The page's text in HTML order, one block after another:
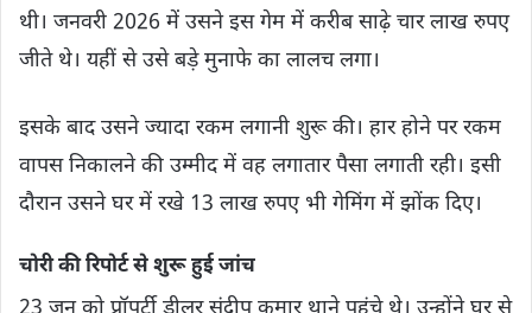
थी। जनवरी 2026 में उसने इस गेम में करीब साढ़े चार लाख रुपए
जीते थे। यहीं से उसे बड़े मुनाफे का लालच लगा।
इसके बाद उसने ज्यादा रकम लगानी शुरू की। हार होने पर रकम
वापस निकालने की उम्मीद में वह लगातार पैसा लगाती रही। इसी
दौरान उसने घर में रखे 13 लाख रुपए भी गेमिंग में झोंक दिए।
चोरी की रिपोर्ट से शुरू हुई जांच